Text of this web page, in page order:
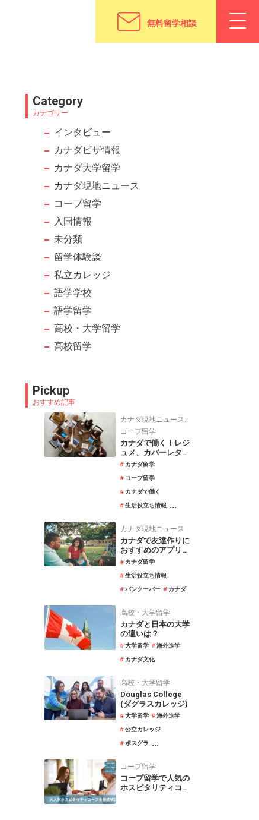
無料留学相談
Category
カテゴリー
インタビュー
カナダビザ情報
カナダ大学留学
カナダ現地ニュース
コープ留学
入国情報
未分類
留学体験談
私立カレッジ
語学学校
語学留学
高校・大学留学
高校留学
Pickup
おすすめ記事
カナダ現地ニュース,
コープ留学
カナダで働く！レジ
ュメ、カバーレター
の書き方
カナダ留学
コープ留学
カナダで働く
生活役立ち情報 ...
カナダ現地ニュース
カナダで友達作りに
おすすめのアプリ｜
エンジョイカナダ
カナダ留学
生活役立ち情報
バンクーバー
カナダ
高校・大学留学
カナダと日本の大学
の違いは？
大学留学
海外進学
カナダ文化
高校・大学留学
Douglas College
(ダグラスカレッジ)
大学留学
海外進学
公立カレッジ
ポスグラ ...
コープ留学
コープ留学で人気の
ホスピタリティコー